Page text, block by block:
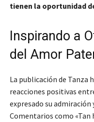
tienen la oportunidad
Inspirando a
del Amor
La publicación de Tanza
reacciones positivas
expresado su
Comentarios como «Tan